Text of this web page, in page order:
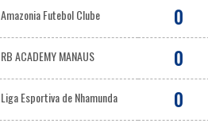
Amazonia Futebol Clube
0
RB ACADEMY MANAUS
0
Liga Esportiva de Nhamunda
0